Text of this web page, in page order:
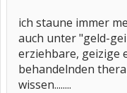
ich staune immer
auch unter "geld-
erziehbare, geizige
behandelnden
wissen........